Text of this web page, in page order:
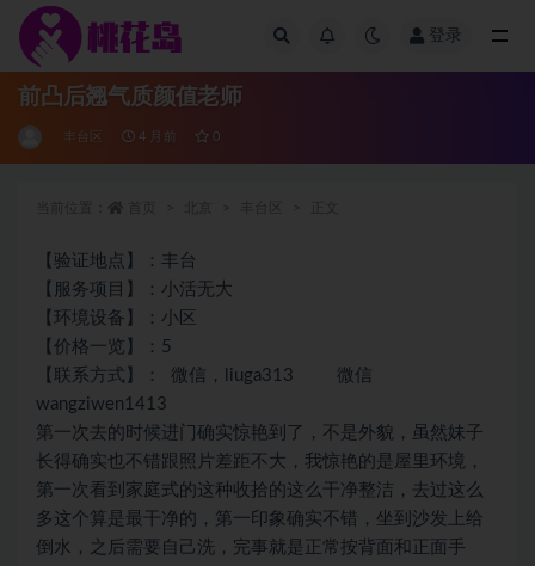
登录
前凸后翘气质颜值老师
丰台区 4 月前 0
【验证地点】：丰台
【服务项目】：小活无大
【环境设备】：小区
【价格一览】：5
【联系方式】： 微信，liuga313 微信
wangziwen1413
第一次去的时候进门确实惊艳到了，不是外貌，虽然妹子
长得确实也不错跟照片差距不大，我惊艳的是屋里环境，
第一次看到家庭式的这种收拾的这么干净整洁，去过这么
多这个算是最干净的，第一印象确实不错，坐到沙发上给
倒水，之后需要自己洗，完事就是正常按背面和正面手